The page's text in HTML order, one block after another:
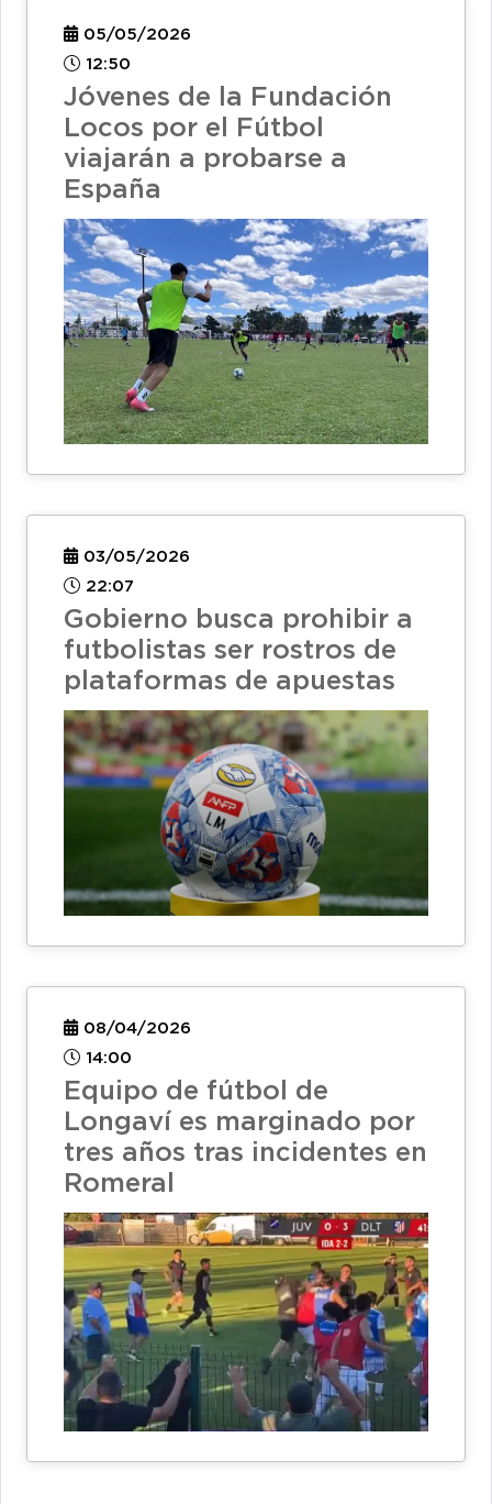
05/05/2026
12:50
Jóvenes de la Fundación
Locos por el Fútbol
viajarán a probarse a
España
03/05/2026
22:07
Gobierno busca prohibir a
futbolistas ser rostros de
plataformas de apuestas
08/04/2026
14:00
Equipo de fútbol de
Longaví es marginado por
tres años tras incidentes en
Romeral